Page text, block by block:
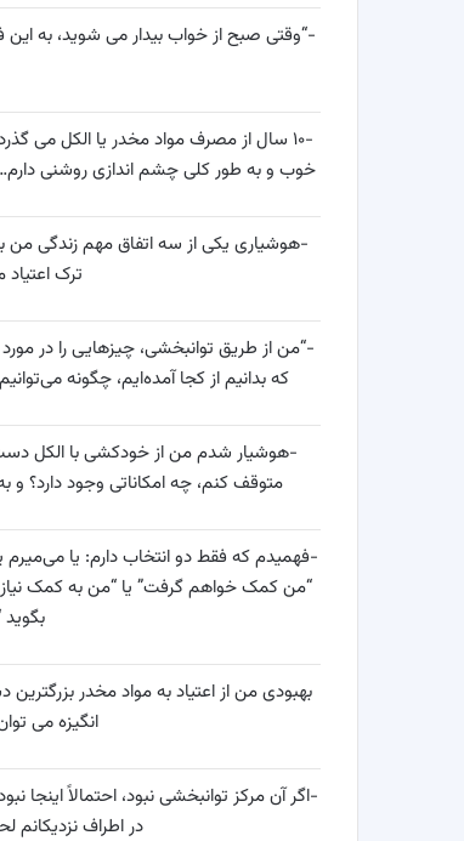
-“وقتی صبح از خواب بیدار می شوید، به
-۱۰ سال از مصرف مواد مخدر یا الکل می
خوب و به طور کلی چشم اندازی روشنی
-هوشیاری یکی از سه اتفاق مهم زندگی من
ترک
-“من از طریق توانبخشی، چیزهایی را در
که بدانیم از کجا آمده‌ایم، چگونه
-هوشیار شدم من از خودکشی با الکل دست
متوقف کنم، چه امکاناتی وجود دارد؟
-فهمیدم که فقط دو انتخاب دارم: یا
بهبودی من از اعتیاد به مواد مخدر
انگیزه می
-اگر آن مرکز توانبخشی نبود، احتمالاً
در اطراف نزدیکانم